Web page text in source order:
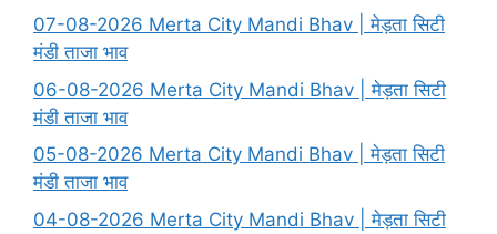
07-08-2026 Merta City Mandi Bhav | मेड़ता सिटी
मंडी ताजा भाव
06-08-2026 Merta City Mandi Bhav | मेड़ता सिटी
मंडी ताजा भाव
05-08-2026 Merta City Mandi Bhav | मेड़ता सिटी
मंडी ताजा भाव
04-08-2026 Merta City Mandi Bhav | मेड़ता सिटी